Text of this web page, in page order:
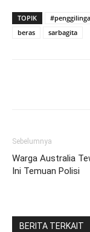
TOPIK
beras
sarbagita
Sebelumnya
Warga Australia
Ini Temuan Polisi
BERITA TERKAIT